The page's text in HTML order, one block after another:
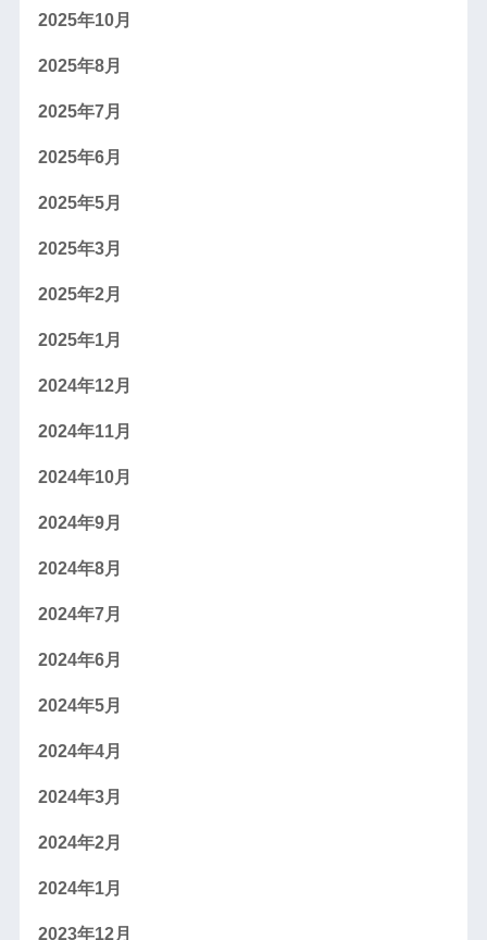
2025年10月
2025年8月
2025年7月
2025年6月
2025年5月
2025年3月
2025年2月
2025年1月
2024年12月
2024年11月
2024年10月
2024年9月
2024年8月
2024年7月
2024年6月
2024年5月
2024年4月
2024年3月
2024年2月
2024年1月
2023年12月